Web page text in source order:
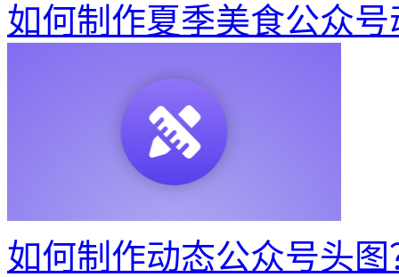
如何制作夏季美食公众
如何制作动态公众号头图